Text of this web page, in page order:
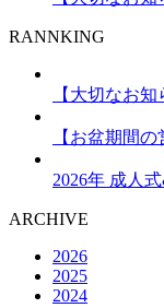
RANNKING
【大切なお
【お盆期間
2026年 成人
ARCHIVE
2026
2025
2024